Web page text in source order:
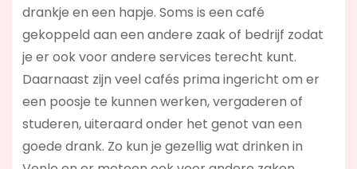
drankje en een hapje. Soms is een café
gekoppeld aan een andere zaak of bedrijf zodat
je er ook voor andere services terecht kunt.
Daarnaast zijn veel cafés prima ingericht om er
een poosje te kunnen werken, vergaderen of
studeren, uiteraard onder het genot van een
goede drank. Zo kun je gezellig wat drinken in